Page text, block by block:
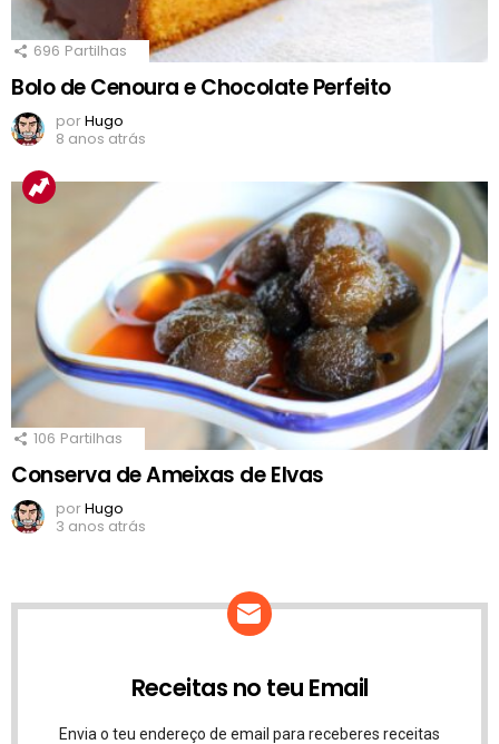
696 Partilhas
Bolo de Cenoura e Chocolate Perfeito
porHugo
8 anos atrás
106 Partilhas
Conserva de Ameixas de Elvas
porHugo
3 anos atrás
Receitas no teu Email
Envia o teu endereço de email para receberes receitas